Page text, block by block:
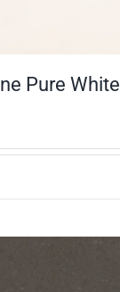
Pure White